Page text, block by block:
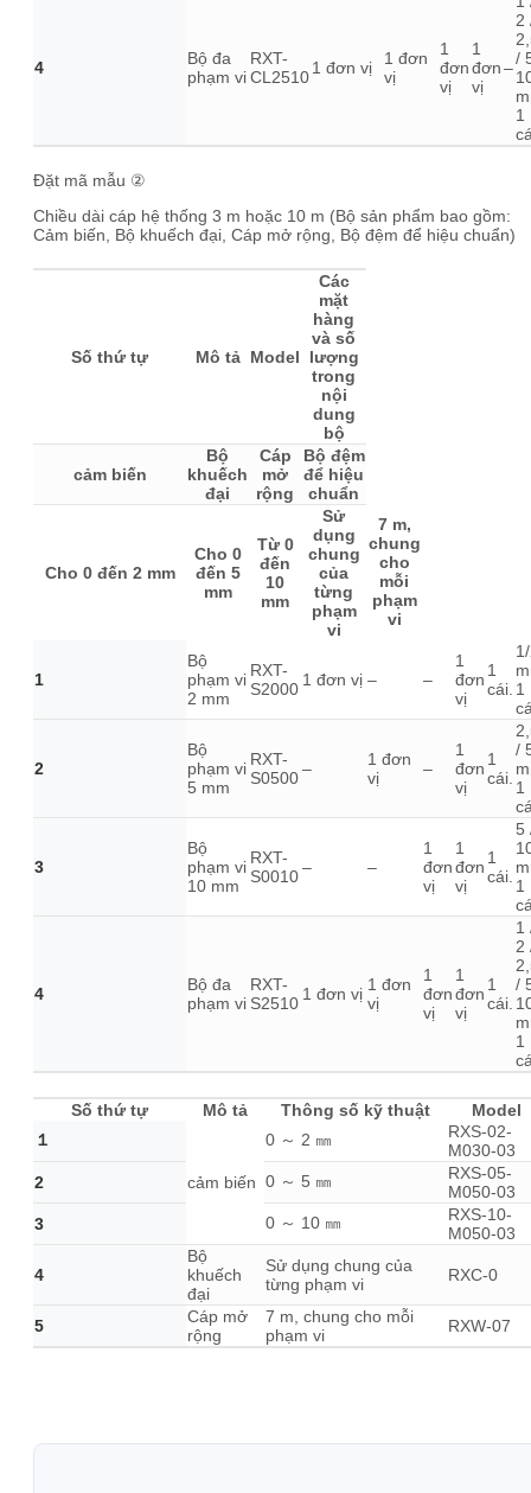
4
Bộ đa
phạm vi
RXT-
CL25101 đơn vị
1 đơn
vị
1
đơn
vị
1
đơn
vị
–
2
/
1
Đặt mã mẫu ②
Chiều dài cáp hệ thống 3 m hoặc 10 m (Bộ sản phẩm bao gồm:
Cảm biến, Bộ khuếch đại, Cáp mở rộng, Bộ đệm để hiệu chuẩn)
Số thứ tự Mô tả Model
Các
mặt
hàng
và số
lượng
trong
nội
dung
bộ
cảm biến
Bộ
khuếch
đại
Cáp
mở
rộng
Bộ đệm
để hiệu
chuẩn
Cho 0 đến 2 mm
Cho 0
đến 5
mm
Từ 0
đến
10
mm
Sử
dụng
chung
của
từng
phạm
vi
7 m,
chung
cho
mỗi
phạm
vi
1
Bộ
phạm vi
2 mm
RXT-
S2000 1 đơn vị – –
1
đơn
vị
1
cái. 1
2
Bộ
phạm vi
5 mm
RXT-
S0500–
1 đơn
vị
–
1
đơn
vị
1
cái.
/
1
3
Bộ
phạm vi
10 mm
RXT-
S0010– –
1
đơn
vị
1
đơn
vị
1
cái.
5
1
4
Bộ đa
phạm vi
RXT-
S2510 1 đơn vị 1 đơn
vị
1
đơn
vị
1
đơn
vị
1
cái.
1
2
/
1
Số thứ tự Mô tả Thông số kỹ thuật
Model
１
cảm biến
0 ～ 2 ㎜
RXS-02-
M030-03
2
0 ～ 5 ㎜
RXS-05-
M050-03
3
0 ～ 10 ㎜
RXS-10-
M050-03
4
Bộ
khuếch
đại
Sử dụng chung của
từng phạm vi
RXC-0
5
Cáp mở
rộng
7 m, chung cho mỗi
phạm vi
RXW-07